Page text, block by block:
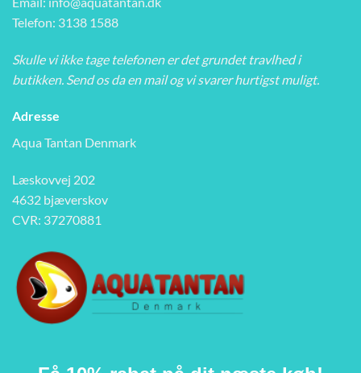
Telefon: 3138 1588
Skulle vi ikke tage telefonen er det grundet travlhed i
butikken. Send os da en mail og vi svarer hurtigst muligt.
Adresse
Aqua Tantan Denmark
Læskovvej 202
4632 bjæverskov
CVR: 37270881